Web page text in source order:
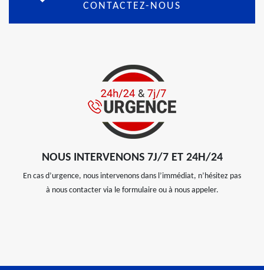
CONTACTEZ-NOUS
NOUS INTERVENONS 7J/7 ET 24H/24
En cas d’urgence, nous intervenons dans l’immédiat, n’hésitez pas
à nous contacter via le formulaire ou à nous appeler.